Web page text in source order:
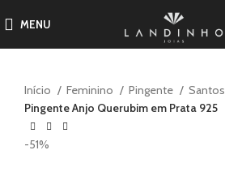
MENU
Início Feminino Pingente
Santos
Pingente Anjo Querubim em Prata 925
-51%